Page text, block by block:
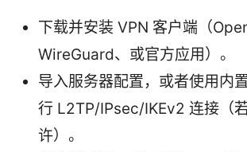
下载并安装 VPN 客户端（
WireGuard、或官方应用）。
导入服务器配置，或者使用内
行 L2TP/IPsec/IKEv2 连接（
许）。